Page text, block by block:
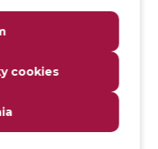
meraní
cookies